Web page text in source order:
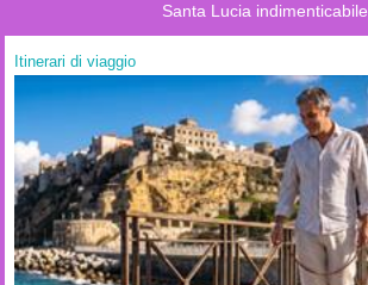
Santa Lucia indimenticabile.
Itinerari di viaggio